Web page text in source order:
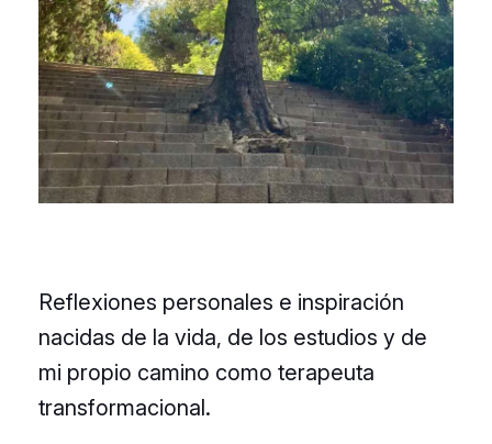
Reflexiones personales e inspiración
nacidas de la vida, de los estudios y de
mi propio camino como terapeuta
transformacional.